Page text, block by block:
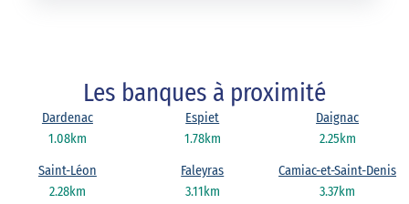
Les banques à proximité
1.08km
Dardenac
1.78km
Espiet
2.25km
Daignac
2.28km
Saint-Léon
3.11km
Faleyras
3.37km
Camiac-et-Saint-Denis